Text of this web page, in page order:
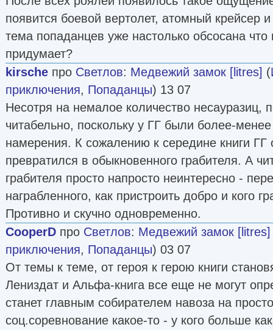
появится боевой вертолет, атомный крейсер
тема попаданцев уже настолько обсосана что
придумает?
kirsche про Светлов: Медвежий замок [litres] (
приключения, Попаданцы) 13 07
Несотря на немалое количество несауразиц,
читабельно, поскольку у ГГ были более-
намерения. К сожалению к середине книги ГГ
превратился в обыкновенного грабителя. А
грабителя просто напросто неинтересно -
награбленного, как пристроить добро и кого
Противно и скучно одновременно.
CooperD про Светлов: Медвежий замок [litres]
приключения, Попаданцы) 03 07
От темы к теме, от героя к герою книги
Лениздат и Альфа-книга все еще не могут
станет главным собирателем навоза на
соц.соревнование какое-то - у кого больше